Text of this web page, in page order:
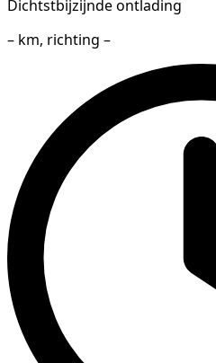
Dichtstbijzijnde ontlading
– km, richting –